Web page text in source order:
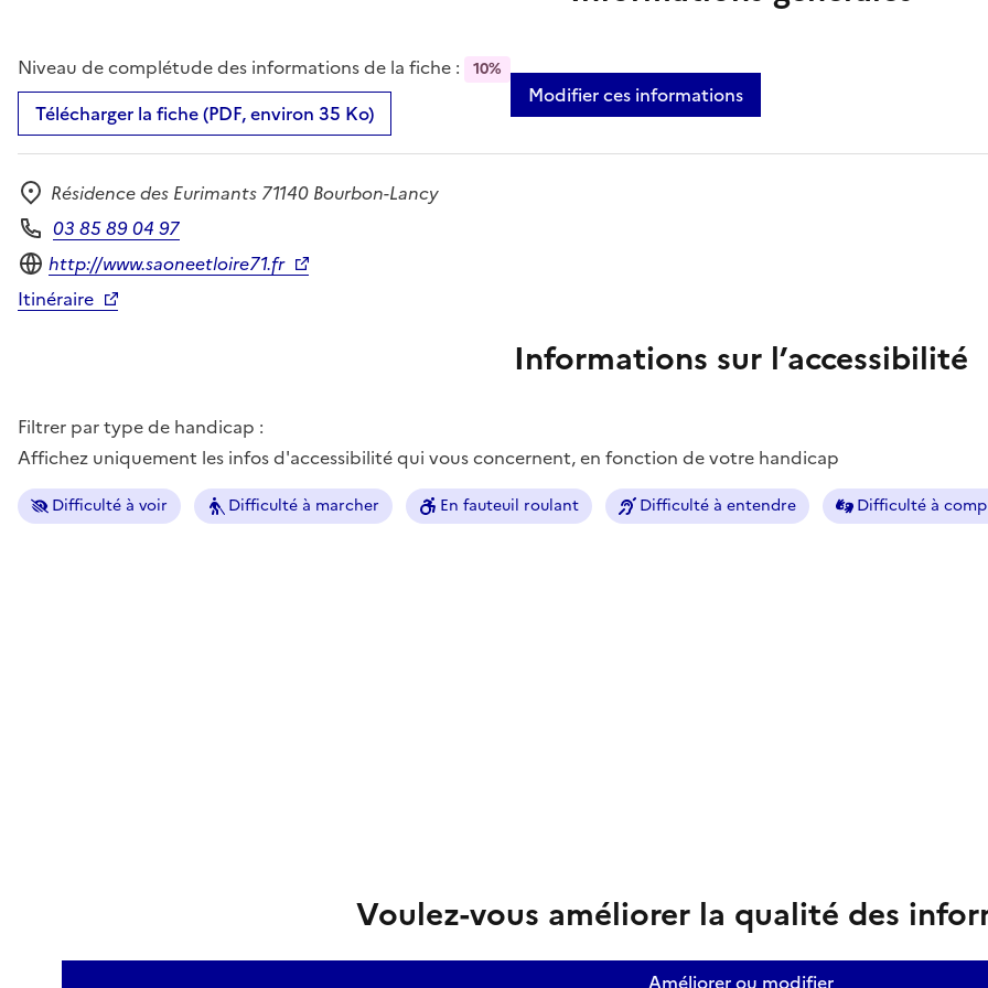
Niveau de complétude des informations de la fiche : 10%
Télécharger la fiche (PDF, environ 35 Ko)
Modifier ces informations
Adresse
Résidence des Eurimants 71140 Bourbon-Lancy
Téléphone
03 85 89 04 97
Site internet
http://www.saoneetloire71.fr
Itinéraire
Informations sur l’accessibilité
Filtrer par type de handicap :
Affichez uniquement les infos d'accessibilité qui vous concernent, en fonction de votre handicap
Difficulté à voir Difficulté à marcher En fauteuil roulant Difficulté à entendre Difficulté à
Voulez-vous améliorer la qualité des
Améliorer ou modifier